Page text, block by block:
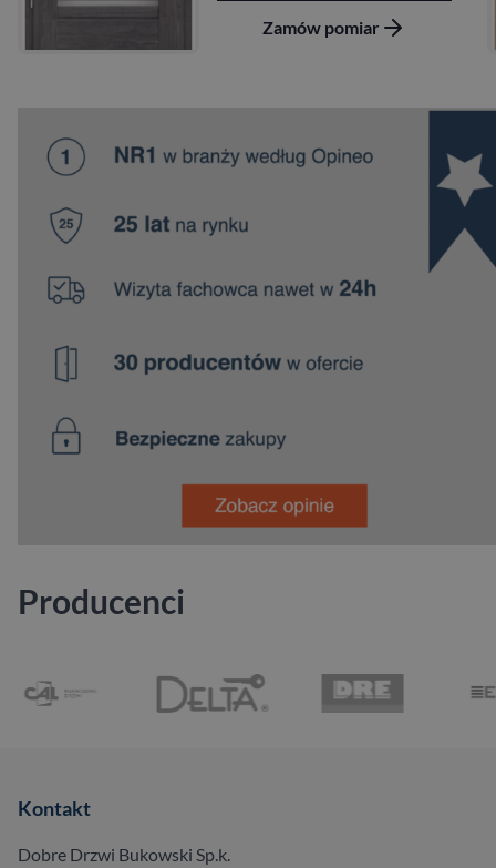
Zamów pomiar
Producenci
Kontakt
Dobre Drzwi Bukowski Sp.k.